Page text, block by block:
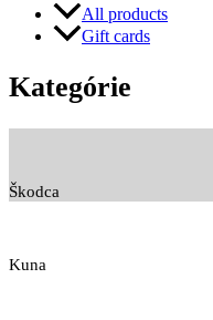
All products
Gift cards
Kategórie
Škodca
Kuna